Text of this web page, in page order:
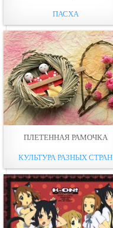
ПАСХА
ПЛЕТЕННАЯ РАМОЧКА
КУЛЬТУРА РАЗНЫХ СТРАН